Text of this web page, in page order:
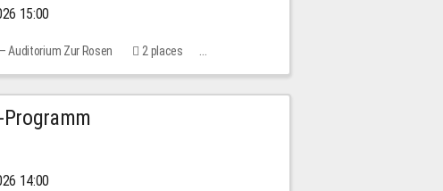
15:00
Auditorium Zur Rosen
2 places
14:00